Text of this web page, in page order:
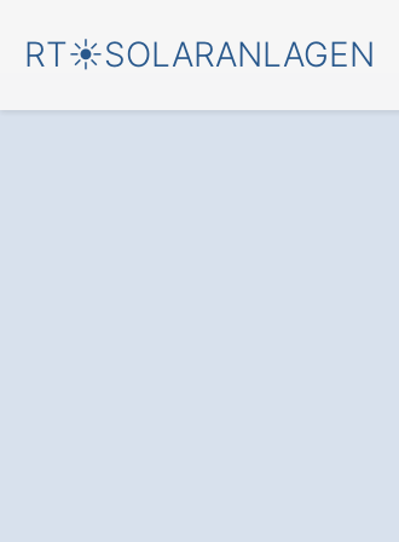
RT☀️SOLARANLAGEN